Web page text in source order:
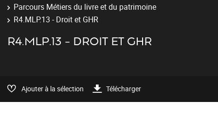
Parcours Métiers du livre et du patrimoine
R4.MLP.13 - Droit et GHR
R4.MLP.13 - DROIT ET GHR
Ajouter à la sélection Télécharger